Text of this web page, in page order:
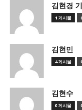
김현경
1 게시물
김현민
4 게시물
김현수
0 게시물